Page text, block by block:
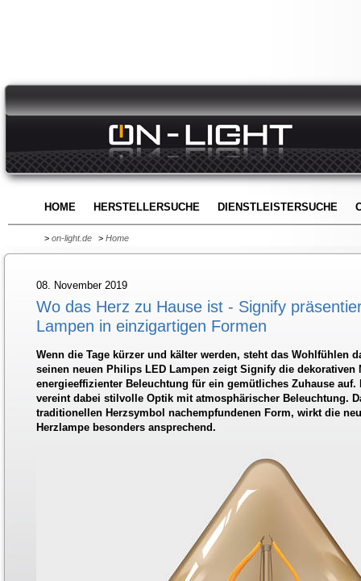
HOME HERSTELLERSUCHE DIENSTLEISTERSUCHE
> on-light.de > Home
08. November 2019
Wo das Herz zu Hause ist - Signify
Lampen in einzigartigen Formen
Wenn die Tage kürzer und kälter werden, steht das Wohlfühlen
seinen neuen Philips LED Lampen zeigt Signify die dekorativen
energieeffizienter Beleuchtung für ein gemütliches Zuhause auf.
vereint dabei stilvolle Optik mit atmosphärischer Beleuchtung.
traditionellen Herzsymbol nachempfundenen Form, wirkt die
Herzlampe besonders ansprechend.